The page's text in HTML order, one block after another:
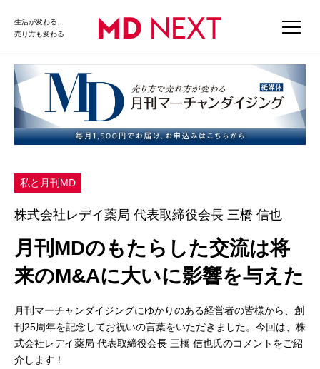
生活が変わる、
売り方も変わる
私と月刊MD
株式会社レデイ薬局 代表取締役会長 三橋 信也
月刊MDのもたらした交流は将
来のM&Aに大いに影響を与えた
月刊マーチャンダイジングにゆかりのある経営者の皆様から、創
刊25周年を記念してお祝いの言葉をいただきました。今回は、株
式会社レデイ薬局 代表取締役会長 三橋 信也氏のコメントをご紹
介します！